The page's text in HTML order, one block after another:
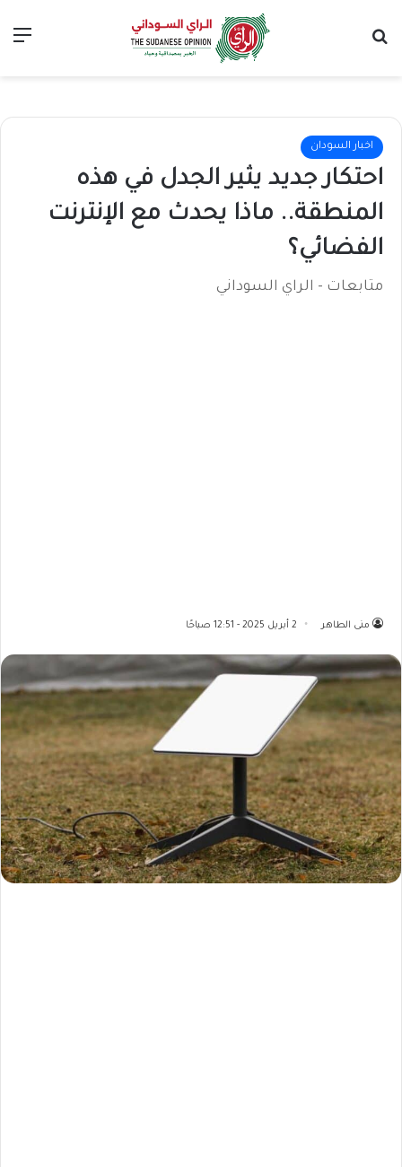
اخبار السودان
احتكار جديد يثير الجدل في هذه
المنطقة.. ماذا يحدث مع الإنترنت
الفضائي؟
متابعات - الراي السوداني
منى الطاهر 2 أبريل 2025 - 12:51 صباحًا